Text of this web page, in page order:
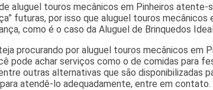
aluguel touros mecânicos em Pinheiros
futuras, por isso que aluguel touros
como é o caso da Aluguel de Brinquedos
procurando por aluguel touros mecânicos em
pode achar serviços como o de comidas para
outras alternativas que são disponibilizadas
atendê-lo adequadamente, entre em contato.